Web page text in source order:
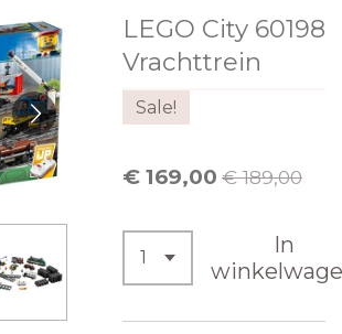
LEGO City 60198
Vrachttrein
Sale!
€ 169,00 € 189,00
In